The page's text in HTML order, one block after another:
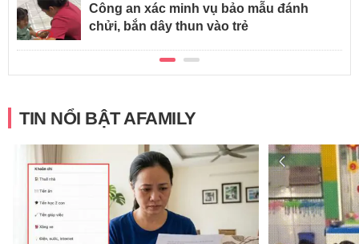
Công an xác minh vụ bảo mẫu đánh
chửi, bắn dây thun vào trẻ
TIN NỔI BẬT AFAMILY